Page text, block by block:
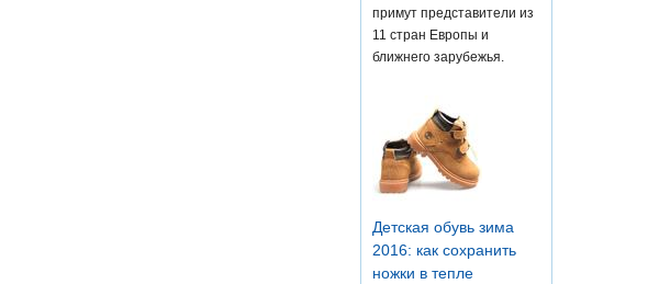
примут представители из
11 стран Европы и
ближнего зарубежья.
Детская обувь зима
2016: как сохранить
ножки в тепле